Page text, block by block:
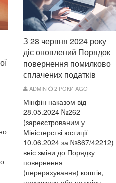
З 28 червня 2024 року
діє оновлений Порядок
повернення помилково
сплачених податків
ADMIN 2 РОКИ AGO
Мінфін наказом від
28.05.2024 №262
(зареєстрованим у
Міністерстві юстиції
10.06.2024 за №867/42212)
вніс зміни до Порядку
повернення
(перерахування) коштів,